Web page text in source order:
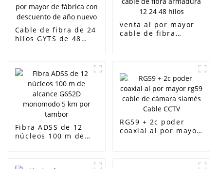
Cable de fibra de 24
hilos GYTS de 48
nuevo
venta al por mayor
cable de fibra
Fibra ADSS de 12
núcleos 100 m de
RG59 + 2c poder
coaxial al por mayor